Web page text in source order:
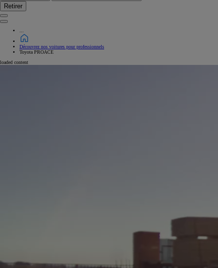
Retirer
Découvrez nos voitures pour professionnels
Toyota PROACE
loaded content